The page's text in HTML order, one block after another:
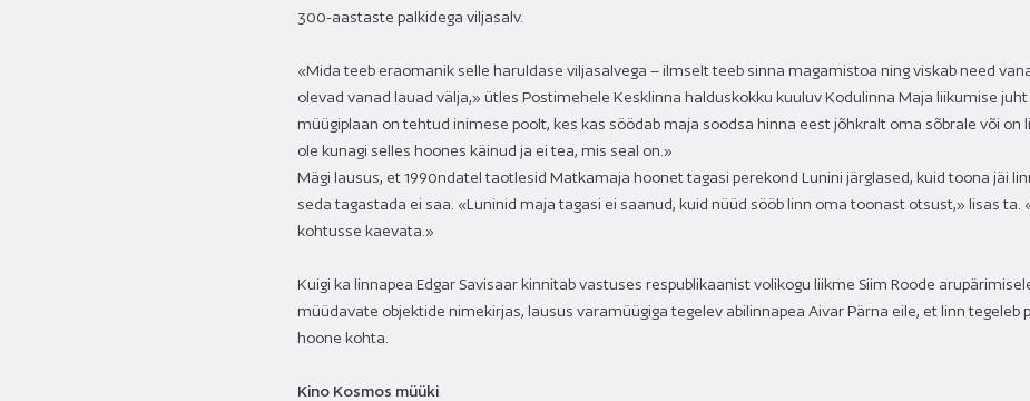
300-aastaste palkidega viljasalv.
«Mida teeb eraomanik selle haruldase viljasalvega – ilmselt teeb sinna magamistoa ning viskab need
olevad vanad lauad välja,» ütles Postimehele Kesklinna halduskokku kuuluv Kodulinna Maja liikumise juht
müügiplaan on tehtud inimese poolt, kes kas söödab maja soodsa hinna eest jõhkralt oma sõbrale või on
ole kunagi selles hoones käinud ja ei tea, mis seal on.»
Mägi lausus, et 1990ndatel taotlesid Matkamaja hoonet tagasi perekond Lunini järglased, kuid toona jäi
seda tagastada ei saa. «Luninid maja tagasi ei saanud, kuid nüüd sööb linn oma toonast otsust,» lisas ta.
kohtusse kaevata.»
Kuigi ka linnapea Edgar Savisaar kinnitab vastuses respublikaanist volikogu liikme Siim Roode
müüdavate objektide nimekirjas, lausus varamüügiga tegelev abilinnapea Aivar Pärna eile, et linn tegeleb
hoone kohta.
Kino Kosmos müüki